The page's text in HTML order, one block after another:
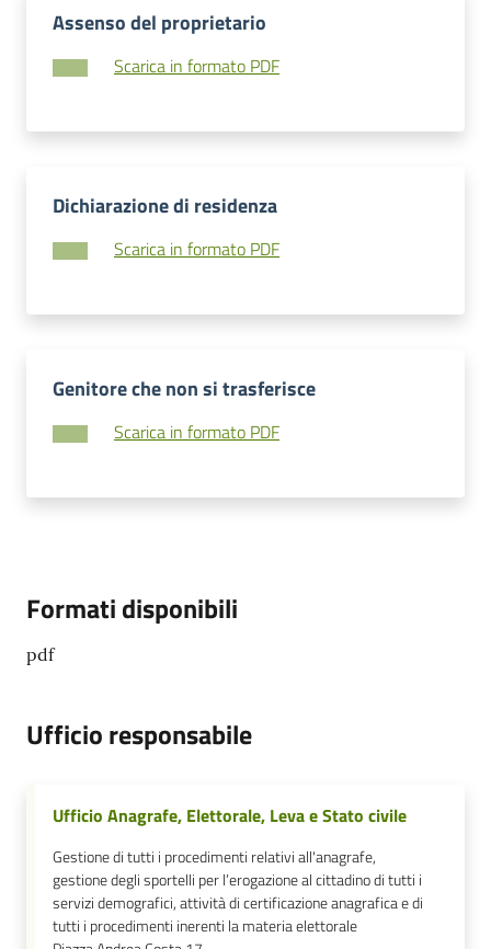
Assenso del proprietario
Scarica in formato PDF
Dichiarazione di residenza
Scarica in formato PDF
Genitore che non si trasferisce
Scarica in formato PDF
Formati disponibili
pdf
Ufficio responsabile
Ufficio Anagrafe, Elettorale, Leva e Stato civile
Gestione di tutti i procedimenti relativi all'anagrafe,
gestione degli sportelli per l’erogazione al cittadino di tutti i
servizi demografici, attività di certificazione anagrafica e di
tutti i procedimenti inerenti la materia elettorale